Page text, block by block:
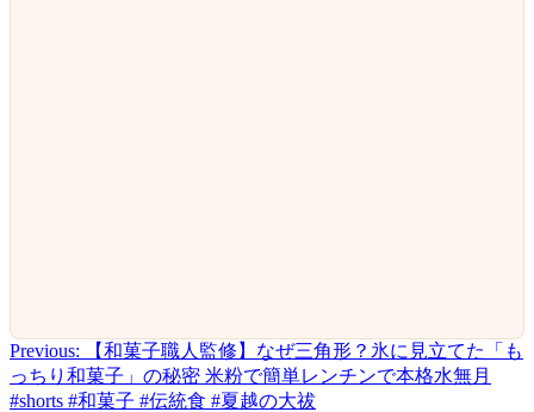
投
稿
Previous:
【和菓子職人監修】なぜ三角形？氷に見立てた「も
っちり和菓子」の秘密 米粉で簡単レンチンで本格水無月
#shorts #和菓子 #伝統食 #夏越の大祓